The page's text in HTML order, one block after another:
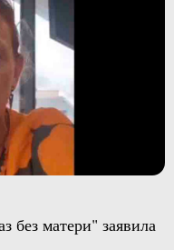
без матери" заявила